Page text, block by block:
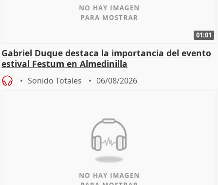
01:01
Gabriel Duque destaca la importancia del evento
estival Festum en Almedinilla
Sonido Totales 06/08/2026